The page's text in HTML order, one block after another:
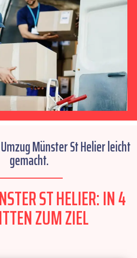
Münster St Helier leicht
gemacht.
ST HELIER: IN 4
ZUM ZIEL